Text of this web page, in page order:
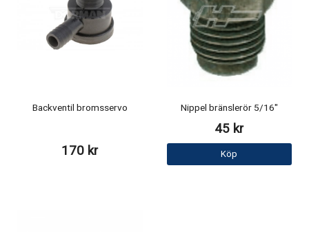
Backventil bromsservo
170 kr
Nippel bränslerör 5/16"
45 kr
Köp